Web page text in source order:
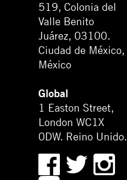
519, Colonia del
Valle Benito
Juárez, 03100.
Ciudad de México,
México
Global
1 Easton Street,
London WC1X
0DW. Reino Unido.